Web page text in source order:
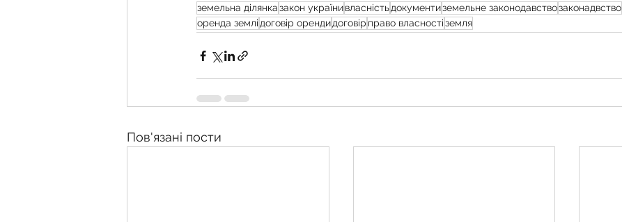
земельна ділянказакон українивласністьдокументиземельне законодавствозаконадвство
оренда землі договір орендидоговір право власностіземля
Пов'язані пости